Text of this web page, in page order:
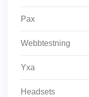
Pax
Webbtestning
Yxa
Headsets